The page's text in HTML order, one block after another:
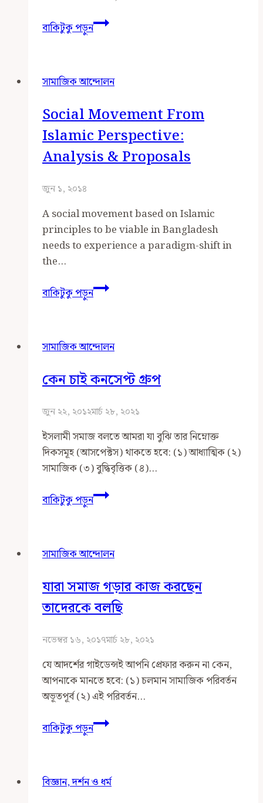
বাকিটুকু পড়ুনবেগম
রোকেয়াকে
মনে
হবে?
আন্তর্জাতিক
নারী
দিবস
দরকার
কী?
–
হিসাবে
সামাজিক আন্দোলন
Social Movement From
Islamic Perspective:
Analysis & Proposals
জুন ১, ২০১৪
A social movement based on Islamic
principles to be viable in Bangladesh
needs to experience a paradigm-shift in
the…
বাকিটুকু পড়ুনSocial
Movement
Perspective:
&
সামাজিক আন্দোলন
কেন চাই কনসেপ্ট গ্রুপ
জুন ২২, ২০১২মার্চ ২৮, ২০২১
ইসলামী সমাজ বলতে আমরা যা বুঝি তার নিম্নোক্ত
দিকসমূহ (আসপেক্টস) থাকতে হবে: (১) আধ্যাত্মিক (২)
সামাজিক (৩) বুদ্ধিবৃত্তিক (৪)…
বাকিটুকু পড়ুনকেন
চাই
সামাজিক আন্দোলন
যারা সমাজ গড়ার কাজ করছেন
তাদেরকে বলছি
নভেম্বর ১৬, ২০১৭মার্চ ২৮, ২০২১
যে আদর্শের গাইডেন্সই আপনি প্রেফার করুন না কেন,
আপনাকে মানতে হবে: (১) চলমান সামাজিক পরিবর্তন
অভূতপূর্ব (২) এই পরিবর্তন…
বাকিটুকু পড়ুনযারা
সমাজ
করছেন
বিজ্ঞান, দর্শন ও ধর্ম